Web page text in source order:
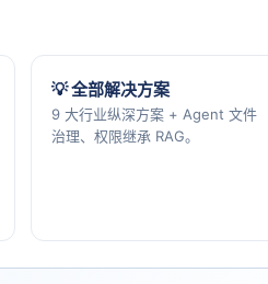
💡 全部解决方案
9 大行业纵深方案 + Agent 文件
治理、权限继承 RAG。